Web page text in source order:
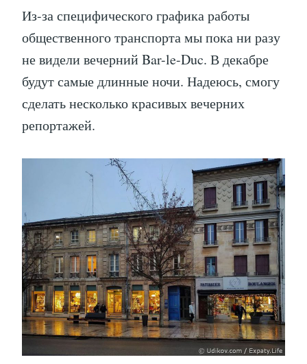
Из-за специфического графика работы
общественного транспорта мы пока ни разу
не видели вечерний Bar-le-Duc. В декабре
будут самые длинные ночи. Надеюсь, смогу
сделать несколько красивых вечерних
репортажей.